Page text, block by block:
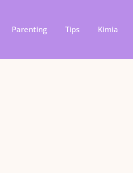
Parenting Tips Kimia